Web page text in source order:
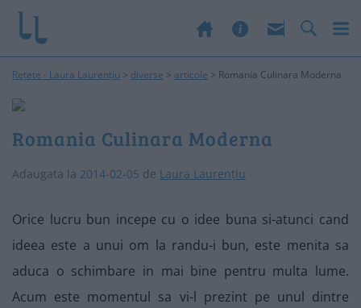
Rețete - Laura Laurențiu > diverse > articole > Romania Culinara Moderna
Romania Culinara Moderna
Adaugata la 2014-02-05 de Laura Laurențiu
Orice lucru bun incepe cu o idee buna si-atunci cand
ideea este a unui om la randu-i bun, este menita sa
aduca o schimbare in mai bine pentru multa lume.
Acum este momentul sa vi-l prezint pe unul dintre